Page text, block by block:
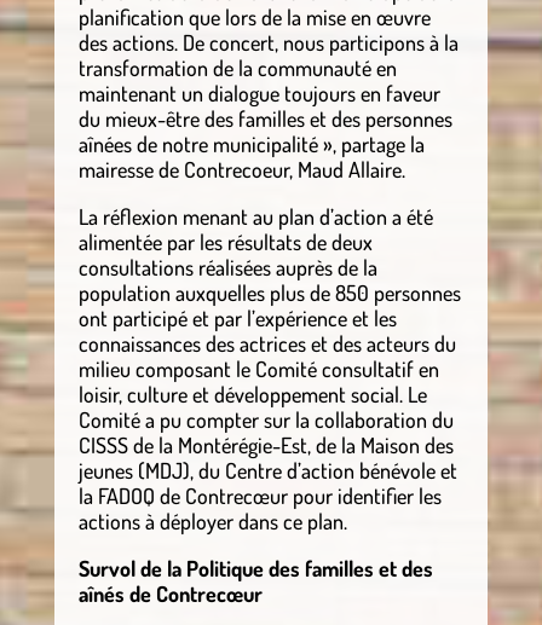
planification que lors de la mise en œuvre
des actions. De concert, nous participons à la
transformation de la communauté en
maintenant un dialogue toujours en faveur
du mieux-être des familles et des personnes
aînées de notre municipalité », partage la
mairesse de Contrecoeur, Maud Allaire.
La réflexion menant au plan d’action a été
alimentée par les résultats de deux
consultations réalisées auprès de la
population auxquelles plus de 850 personnes
ont participé et par l’expérience et les
connaissances des actrices et des acteurs du
milieu composant le Comité consultatif en
loisir, culture et développement social. Le
Comité a pu compter sur la collaboration du
CISSS de la Montérégie-Est, de la Maison des
jeunes (MDJ), du Centre d’action bénévole et
la FADOQ de Contrecœur pour identifier les
actions à déployer dans ce plan.
Survol de la Politique des familles et des
aînés de Contrecœur